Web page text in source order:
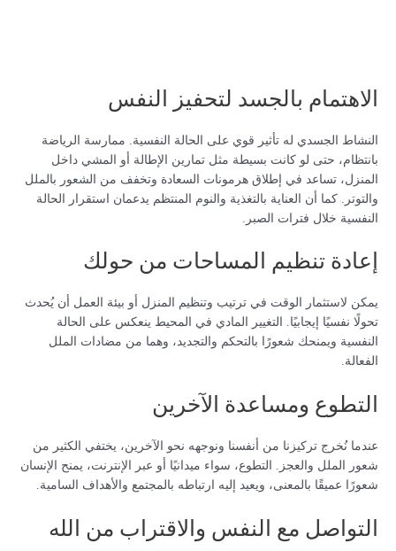
الاهتمام بالجسد لتحفيز النفس
النشاط الجسدي له تأثير قوي على الحالة النفسية. ممارسة الرياضة
بانتظام، حتى لو كانت بسيطة مثل تمارين الإطالة أو المشي داخل
المنزل، تساعد في إطلاق هرمونات السعادة وتخفف من الشعور بالملل
والتوتر. كما أن العناية بالتغذية والنوم المنتظم يدعمان استقرار الحالة
النفسية خلال فترات الصبر.
إعادة تنظيم المساحات من حولك
يمكن لاستثمار الوقت في ترتيب وتنظيم المنزل أو بيئة العمل أن يُحدث
تحولًا نفسيًا إيجابيًا. التغيير المادي في المحيط ينعكس على الحالة
النفسية ويمنحك شعورًا بالتحكم والتجديد، وهما من مضادات الملل
الفعالة.
التطوع ومساعدة الآخرين
عندما نُخرج تركيزنا من أنفسنا ونوجهه نحو الآخرين، يختفي الكثير من
شعور الملل والعجز. التطوع، سواء ميدانيًا أو عبر الإنترنت، يمنح الإنسان
شعورًا عميقًا بالمعنى، ويعيد إليه ارتباطه بالمجتمع والأهداف السامية.
التواصل مع النفس والاقتراب من الله